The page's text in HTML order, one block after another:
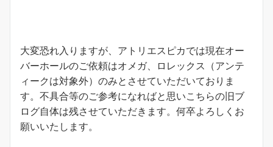
大変恐れ入りますが、アトリエスピカでは現在オー
バーホールのご依頼はオメガ、ロレックス（アンテ
ィークは対象外）のみとさせていただいておりま
す。不具合等のご参考になればと思いこちらの旧ブ
ログ自体は残させていただきます。何卒よろしくお
願いいたします。